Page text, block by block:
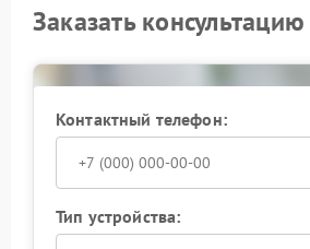
Заказать консультацию
Контактный телефон:
Тип устройства: